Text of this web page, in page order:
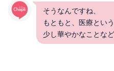
そうなんですね、
もともと、医療とい
少し華やかなことな